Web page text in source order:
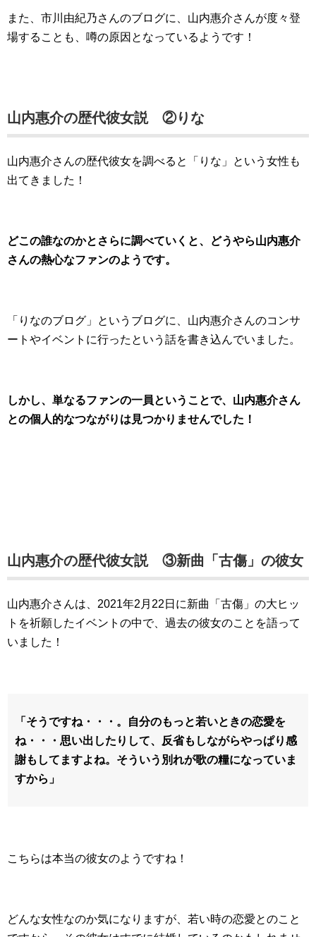
また、市川由紀乃さんのブログに、山内惠介さんが度々登
場することも、噂の原因となっているようです！
山内惠介の歴代彼女説 ②りな
山内惠介さんの歴代彼女を調べると「りな」という女性も
出てきました！
どこの誰なのかとさらに調べていくと、どうやら山内惠介
さんの熱心なファンのようです。
「りなのブログ」というブログに、山内惠介さんのコンサ
ートやイベントに行ったという話を書き込んでいました。
しかし、単なるファンの一員ということで、山内惠介さん
との個人的なつながりは見つかりませんでした！
山内惠介の歴代彼女説 ③新曲「古傷」の彼女
山内惠介さんは、2021年2月22日に新曲「古傷」の大ヒッ
トを祈願したイベントの中で、過去の彼女のことを語って
いました！
「そうですね・・・。自分のもっと若いときの恋愛を
ね・・・思い出したりして、反省もしながらやっぱり感
謝もしてますよね。そういう別れが歌の糧になっていま
すから」
こちらは本当の彼女のようですね！
どんな女性なのか気になりますが、若い時の恋愛とのこと